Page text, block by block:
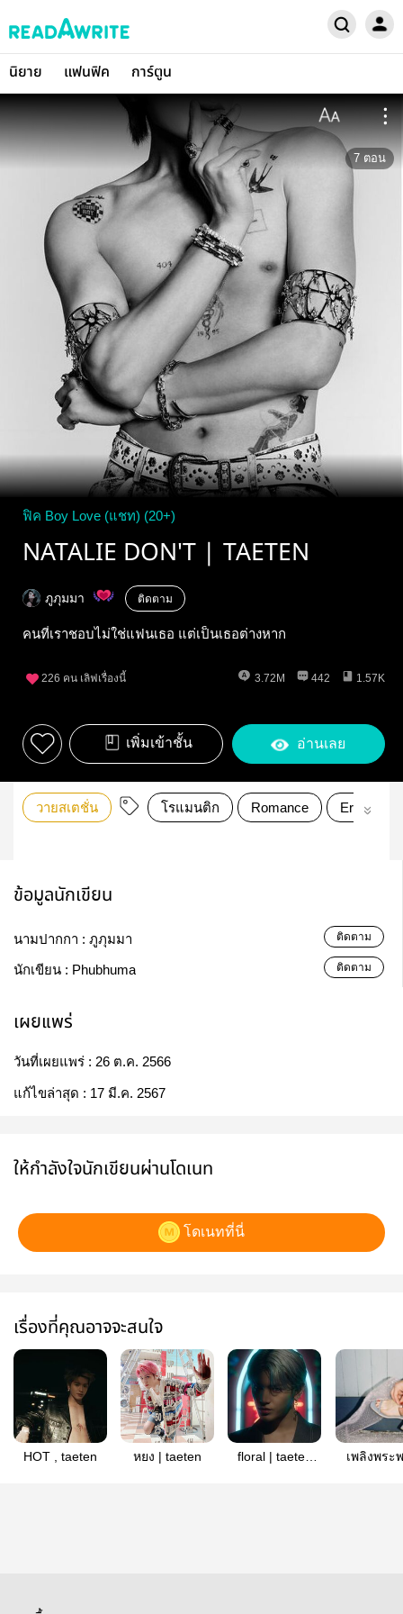
นิยาย แฟนฟิค การ์ตูน
7 ตอน
ฟิค Boy Love (แชท) (20+)
NATALIE DON'T | TAETEN
ภูภุมมา ติดตาม
คนที่เราชอบไม่ใช่แฟนเธอ แต่เป็นเธอต่างหาก
226 คน เลิฟเรื่องนี้ 3.72M 442 1.57K
เพิ่มเข้าชั้น อ่านเลย
วายสเตชั่น โรแมนติก Romance Erotic
ข้อมูลนักเขียน
นามปากกา : ภูภุมมา ติดตาม
นักเขียน : Phubhuma ติดตาม
เผยแพร่
วันที่เผยแพร่ : 26 ต.ค. 2566
แก้ไขล่าสุด : 17 มี.ค. 2567
ให้กำลังใจนักเขียนผ่านโดเนท
โดเนทที่นี่
เรื่องที่คุณอาจจะสนใจ
HOT , taeten หยง | taeten
floral | taeten
เพลิงพระ